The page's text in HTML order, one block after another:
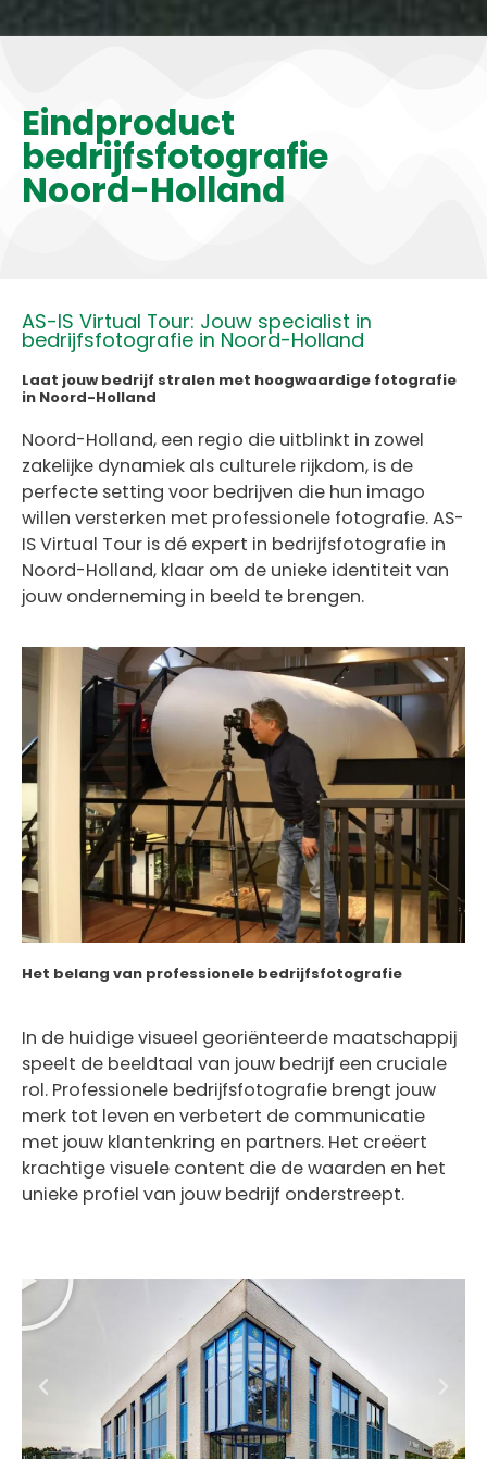
Eindproduct
bedrijfsfotografie
Noord-Holland
AS-IS Virtual Tour: Jouw specialist in
bedrijfsfotografie in Noord-Holland
Laat jouw bedrijf stralen met hoogwaardige fotografie
in Noord-Holland
Noord-Holland, een regio die uitblinkt in zowel
zakelijke dynamiek als culturele rijkdom, is de
perfecte setting voor bedrijven die hun imago
willen versterken met professionele fotografie. AS-
IS Virtual Tour is dé expert in bedrijfsfotografie in
Noord-Holland, klaar om de unieke identiteit van
jouw onderneming in beeld te brengen.
Het belang van professionele bedrijfsfotografie
In de huidige visueel georiënteerde maatschappij
speelt de beeldtaal van jouw bedrijf een cruciale
rol. Professionele bedrijfsfotografie brengt jouw
merk tot leven en verbetert de communicatie
met jouw klantenkring en partners. Het creëert
krachtige visuele content die de waarden en het
unieke profiel van jouw bedrijf onderstreept.